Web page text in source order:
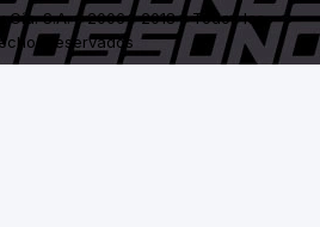
S.A. - 2006 / 2018 - Todos los
reservados